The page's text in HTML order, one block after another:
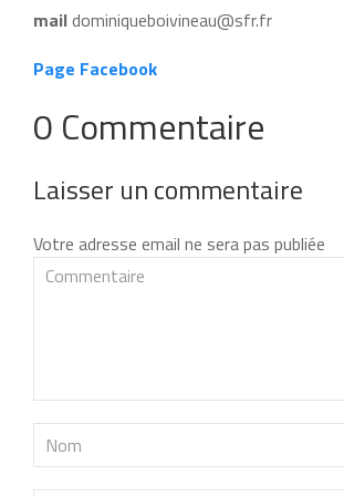
maildominiqueboivineau@sfr.fr
Page Facebook
0 Commentaire
Laisser un commentaire
Votre adresse email ne sera pas publiée